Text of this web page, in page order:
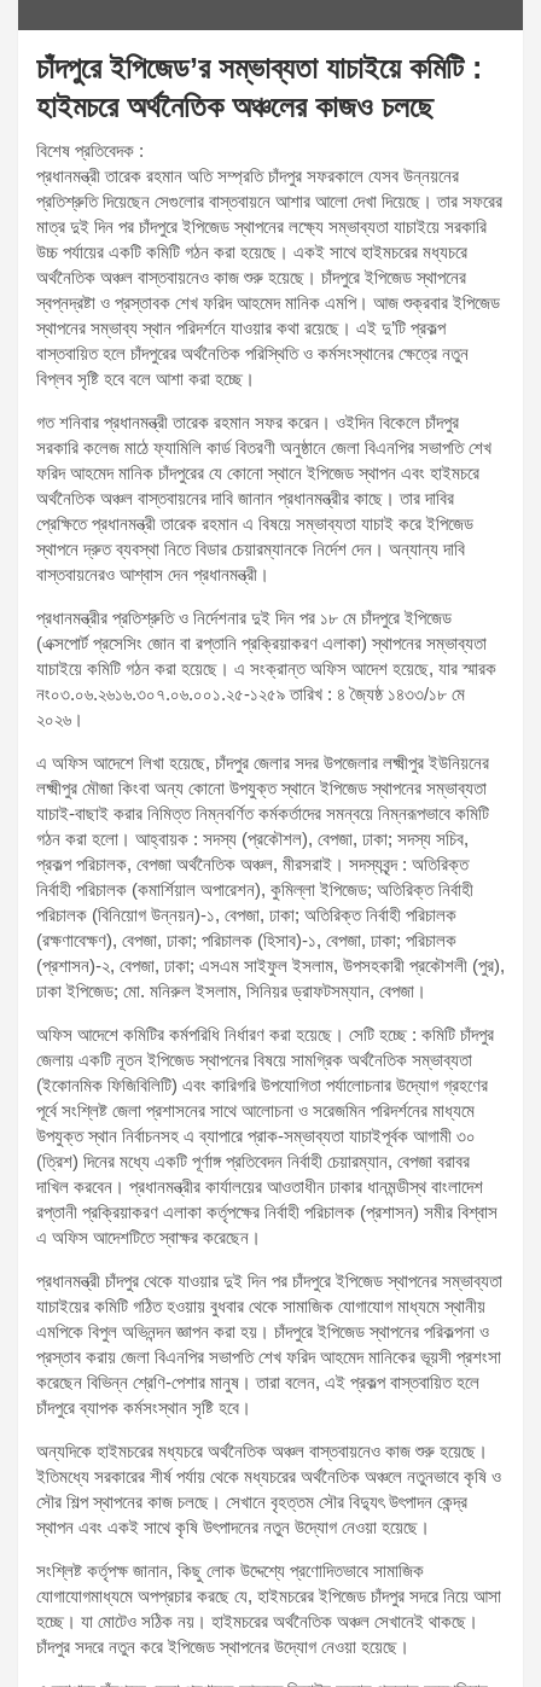
চাঁদপুরে ইপিজেড’র সম্ভাব্যতা যাচাইয়ে কমিটি :
হাইমচরে অর্থনৈতিক অঞ্চলের কাজও চলছে
বিশেষ প্রতিবেদক :
প্রধানমন্ত্রী তারেক রহমান অতি সম্প্রতি চাঁদপুর সফরকালে যেসব উন্নয়নের
প্রতিশ্রুতি দিয়েছেন সেগুলোর বাস্তবায়নে আশার আলো দেখা দিয়েছে। তার সফরের
মাত্র দুই দিন পর চাঁদপুরে ইপিজেড স্থাপনের লক্ষ্যে সম্ভাব্যতা যাচাইয়ে সরকারি
উচ্চ পর্যায়ের একটি কমিটি গঠন করা হয়েছে। একই সাথে হাইমচরের মধ্যচরে
অর্থনৈতিক অঞ্চল বাস্তবায়নেও কাজ শুরু হয়েছে। চাঁদপুরে ইপিজেড স্থাপনের
স্বপ্নদ্রষ্টা ও প্রস্তাবক শেখ ফরিদ আহমেদ মানিক এমপি। আজ শুক্রবার ইপিজেড
স্থাপনের সম্ভাব্য স্থান পরিদর্শনে যাওয়ার কথা রয়েছে। এই দু’টি প্রকল্প
বাস্তবায়িত হলে চাঁদপুরের অর্থনৈতিক পরিস্থিতি ও কর্মসংস্থানের ক্ষেত্রে নতুন
বিপ্লব সৃষ্টি হবে বলে আশা করা হচ্ছে।
গত শনিবার প্রধানমন্ত্রী তারেক রহমান সফর করেন। ওইদিন বিকেলে চাঁদপুর
সরকারি কলেজ মাঠে ফ্যামিলি কার্ড বিতরণী অনুষ্ঠানে জেলা বিএনপির সভাপতি শেখ
ফরিদ আহমেদ মানিক চাঁদপুরের যে কোনো স্থানে ইপিজেড স্থাপন এবং হাইমচরে
অর্থনৈতিক অঞ্চল বাস্তবায়নের দাবি জানান প্রধানমন্ত্রীর কাছে। তার দাবির
প্রেক্ষিতে প্রধানমন্ত্রী তারেক রহমান এ বিষয়ে সম্ভাব্যতা যাচাই করে ইপিজেড
স্থাপনে দ্রুত ব্যবস্থা নিতে বিডার চেয়ারম্যানকে নির্দেশ দেন। অন্যান্য দাবি
বাস্তবায়নেরও আশ্বাস দেন প্রধানমন্ত্রী।
প্রধানমন্ত্রীর প্রতিশ্রুতি ও নির্দেশনার দুই দিন পর ১৮ মে চাঁদপুরে ইপিজেড
(এক্সপোর্ট প্রসেসিং জোন বা রপ্তানি প্রক্রিয়াকরণ এলাকা) স্থাপনের সম্ভাব্যতা
যাচাইয়ে কমিটি গঠন করা হয়েছে। এ সংক্রান্ত অফিস আদেশ হয়েছে, যার স্মারক
নং০৩.০৬.২৬১৬.৩০৭.০৬.০০১.২৫-১২৫৯ তারিখ : ৪ জ্যৈষ্ঠ ১৪৩৩/১৮ মে
২০২৬।
এ অফিস আদেশে লিখা হয়েছে, চাঁদপুর জেলার সদর উপজেলার লক্ষ্মীপুর ইউনিয়নের
লক্ষ্মীপুর মৌজা কিংবা অন্য কোনো উপযুক্ত স্থানে ইপিজেড স্থাপনের সম্ভাব্যতা
যাচাই-বাছাই করার নিমিত্ত নিম্নবর্ণিত কর্মকর্তাদের সমন্বয়ে নিম্নরূপভাবে কমিটি
গঠন করা হলো। আহ্বায়ক : সদস্য (প্রকৌশল), বেপজা, ঢাকা; সদস্য সচিব,
প্রকল্প পরিচালক, বেপজা অর্থনৈতিক অঞ্চল, মীরসরাই। সদস্যবৃন্দ : অতিরিক্ত
নির্বাহী পরিচালক (কমার্শিয়াল অপারেশন), কুমিল্লা ইপিজেড; অতিরিক্ত নির্বাহী
পরিচালক (বিনিয়োগ উন্নয়ন)-১, বেপজা, ঢাকা; অতিরিক্ত নির্বাহী পরিচালক
(রক্ষণাবেক্ষণ), বেপজা, ঢাকা; পরিচালক (হিসাব)-১, বেপজা, ঢাকা; পরিচালক
(প্রশাসন)-২, বেপজা, ঢাকা; এসএম সাইফুল ইসলাম, উপসহকারী প্রকৌশলী (পুর),
ঢাকা ইপিজেড; মো. মনিরুল ইসলাম, সিনিয়র ড্রাফটসম্যান, বেপজা।
অফিস আদেশে কমিটির কর্মপরিধি নির্ধারণ করা হয়েছে। সেটি হচ্ছে : কমিটি চাঁদপুর
জেলায় একটি নূতন ইপিজেড স্থাপনের বিষয়ে সামগ্রিক অর্থনৈতিক সম্ভাব্যতা
(ইকোনমিক ফিজিবিলিটি) এবং কারিগরি উপযোগিতা পর্যালোচনার উদ্যোগ গ্রহণের
পূর্বে সংশ্লিষ্ট জেলা প্রশাসনের সাথে আলোচনা ও সরেজমিন পরিদর্শনের মাধ্যমে
উপযুক্ত স্থান নির্বাচনসহ এ ব্যাপারে প্রাক-সম্ভাব্যতা যাচাইপূর্বক আগামী ৩০
(ত্রিশ) দিনের মধ্যে একটি পূর্ণাঙ্গ প্রতিবেদন নির্বাহী চেয়ারম্যান, বেপজা বরাবর
দাখিল করবেন। প্রধানমন্ত্রীর কার্যালয়ের আওতাধীন ঢাকার ধানমন্ডীস্থ বাংলাদেশ
রপ্তানী প্রক্রিয়াকরণ এলাকা কর্তৃপক্ষের নির্বাহী পরিচালক (প্রশাসন) সমীর বিশ্বাস
এ অফিস আদেশটিতে স্বাক্ষর করেছেন।
প্রধানমন্ত্রী চাঁদপুর থেকে যাওয়ার দুই দিন পর চাঁদপুরে ইপিজেড স্থাপনের সম্ভাব্যতা
যাচাইয়ের কমিটি গঠিত হওয়ায় বুধবার থেকে সামাজিক যোগাযোগ মাধ্যমে স্থানীয়
এমপিকে বিপুল অভিনন্দন জ্ঞাপন করা হয়। চাঁদপুরে ইপিজেড স্থাপনের পরিকল্পনা ও
প্রস্তাব করায় জেলা বিএনপির সভাপতি শেখ ফরিদ আহমেদ মানিকের ভূয়সী প্রশংসা
করেছেন বিভিন্ন শ্রেণি-পেশার মানুষ। তারা বলেন, এই প্রকল্প বাস্তবায়িত হলে
চাঁদপুরে ব্যাপক কর্মসংস্থান সৃষ্টি হবে।
অন্যদিকে হাইমচরের মধ্যচরে অর্থনৈতিক অঞ্চল বাস্তবায়নেও কাজ শুরু হয়েছে।
ইতিমধ্যে সরকারের শীর্ষ পর্যায় থেকে মধ্যচরের অর্থনৈতিক অঞ্চলে নতুনভাবে কৃষি ও
সৌর শিল্প স্থাপনের কাজ চলছে। সেখানে বৃহত্তম সৌর বিদ্যুৎ উৎপাদন কেন্দ্র
স্থাপন এবং একই সাথে কৃষি উৎপাদনের নতুন উদ্যোগ নেওয়া হয়েছে।
সংশ্লিষ্ট কর্তৃপক্ষ জানান, কিছু লোক উদ্দেশ্যে প্রণোদিতভাবে সামাজিক
যোগাযোগমাধ্যমে অপপ্রচার করছে যে, হাইমচরের ইপিজেড চাঁদপুর সদরে নিয়ে আসা
হচ্ছে। যা মোটেও সঠিক নয়। হাইমচরের অর্থনৈতিক অঞ্চল সেখানেই থাকছে।
চাঁদপুর সদরে নতুন করে ইপিজেড স্থাপনের উদ্যোগ নেওয়া হয়েছে।